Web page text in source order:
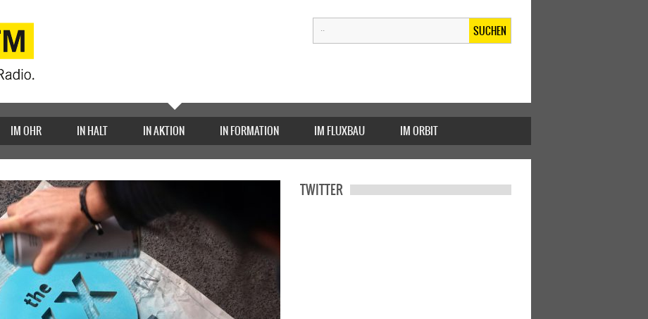
SUCHEN
IM OHR IN HALT IN AKTION IN FORMATION IM FLUXBAU IM ORBIT
TWITTER